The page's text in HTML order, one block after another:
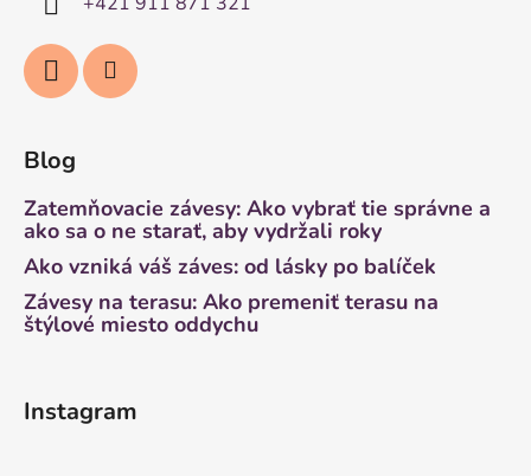
Blog
Zatemňovacie závesy: Ako vybrať tie správne a
ako sa o ne starať, aby vydržali roky
Ako vzniká váš záves: od lásky po balíček
Závesy na terasu: Ako premeniť terasu na
štýlové miesto oddychu
Instagram